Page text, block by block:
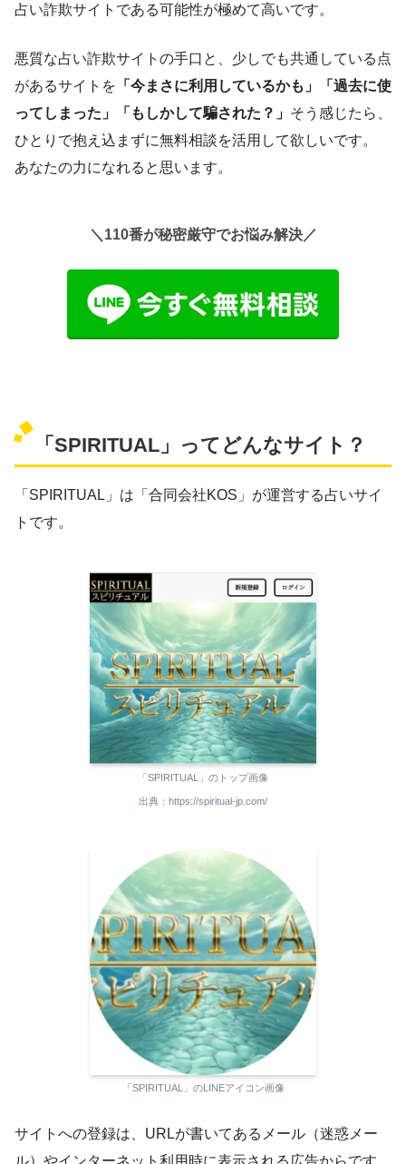
占い詐欺サイトである可能性が極めて高いです。
悪質な占い詐欺サイトの手口と、少しでも共通している点
があるサイトを 「今まさに利用しているかも」「過去に使
ってしまった」「もしかして騙された？」 そう感じたら、
ひとりで抱え込まずに無料相談を活用して欲しいです。
あなたの力になれると思います。
＼110番が秘密厳守でお悩み解決／
「SPIRITUAL」ってどんなサイト？
「SPIRITUAL」は「合同会社KOS」が運営する占いサイ
トです。
「SPIRITUAL」のトップ画像
出典：https://spiritual-jp.com/
「SPIRITUAL」のLINEアイコン画像
サイトへの登録は、URLが書いてあるメール（迷惑メー
ル）やインターネット利用時に表示される広告からです。